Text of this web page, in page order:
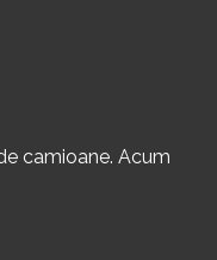
camioane. Acum